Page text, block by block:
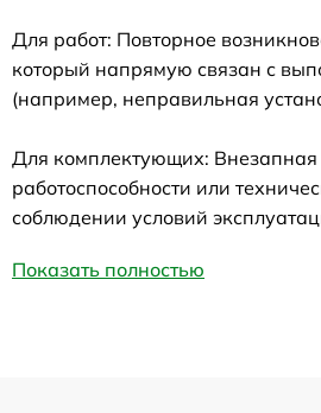
Для работ: Повторное
который напрямую связан с
(например, неправильная
Для комплектующих: Внезапная
работоспособности или
соблюдении условий
Показать полностью